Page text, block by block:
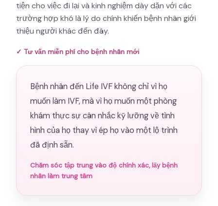
tiện cho việc đi lại và kinh nghiệm dày dặn với các
trường hợp khó là lý do chính khiến bệnh nhân giới
thiệu người khác đến đây.
✓ Tư vấn miễn phí cho bệnh nhân mới
Bệnh nhân đến Life IVF không chỉ vì họ
muốn làm IVF, mà vì họ muốn một phòng
khám thực sự cân nhắc kỹ lưỡng về tình
hình của họ thay vì ép họ vào một lộ trình
đã định sẵn.
Chăm sóc tập trung vào độ chính xác, lấy bệnh
nhân làm trung tâm